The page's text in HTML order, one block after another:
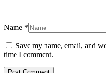
Name *
Save my name, email, and
time I comment.